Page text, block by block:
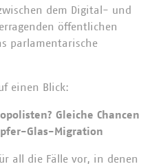
dem Digital- und
öffentlichen
parlamentarische
einen Blick:
Gleiche Chancen
Glas-Migration
all die Fälle vor, in denen